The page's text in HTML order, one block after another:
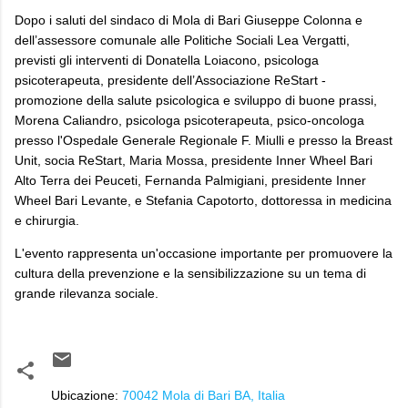
Dopo i saluti del sindaco di Mola di Bari Giuseppe Colonna e
dell’assessore comunale alle Politiche Sociali Lea Vergatti,
previsti gli interventi di Donatella Loiacono, psicologa
psicoterapeuta, presidente dell’Associazione ReStart -
promozione della salute psicologica e sviluppo di buone prassi,
Morena Caliandro, psicologa psicoterapeuta, psico-oncologa
presso l'Ospedale Generale Regionale F. Miulli e presso la Breast
Unit, socia ReStart, Maria Mossa, presidente Inner Wheel Bari
Alto Terra dei Peuceti, Fernanda Palmigiani, presidente Inner
Wheel Bari Levante, e Stefania Capotorto, dottoressa in medicina
e chirurgia.
L'evento rappresenta un'occasione importante per promuovere la
cultura della prevenzione e la sensibilizzazione su un tema di
grande rilevanza sociale.
Ubicazione: 70042 Mola di Bari BA, Italia